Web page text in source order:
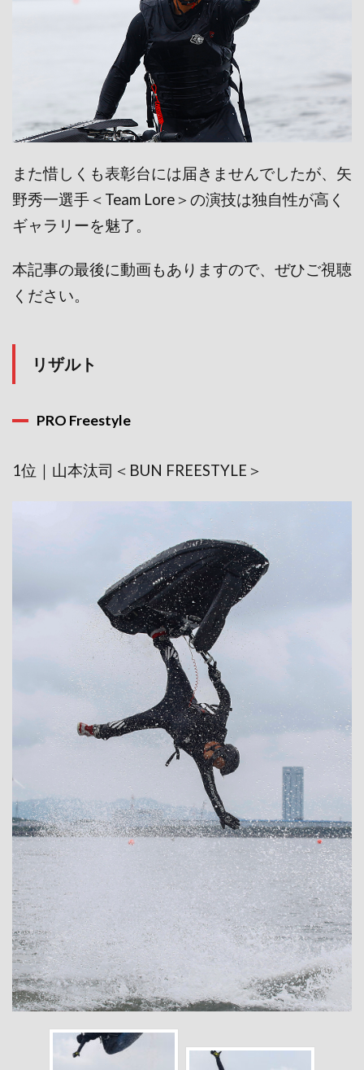
また惜しくも表彰台には届きませんでしたが、矢
野秀一選手＜Team Lore＞の演技は独自性が高く
ギャラリーを魅了。
本記事の最後に動画もありますので、ぜひご視聴
ください。
リザルト
PRO Freestyle
1位｜山本汰司＜BUN FREESTYLE＞